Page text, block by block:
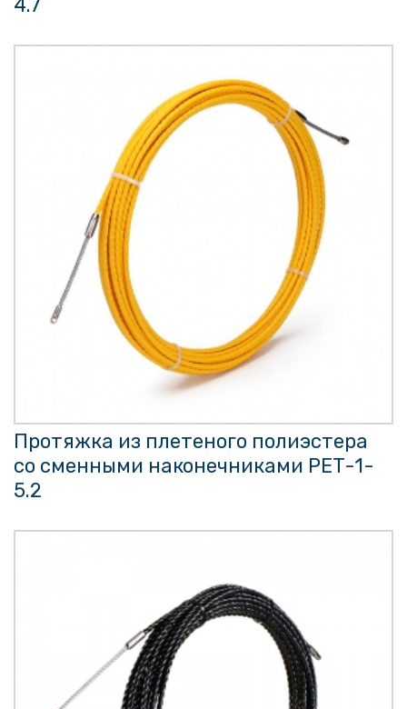
4.7
Протяжка из плетеного полиэстера
со сменными наконечниками PET-1-
5.2